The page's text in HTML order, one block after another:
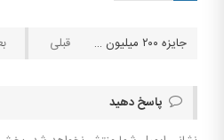
جایزه ۲۰۰ میلیون یورویی بلیط بخت آزمایی به یک فرانسوی رسید
پاسخ دهید